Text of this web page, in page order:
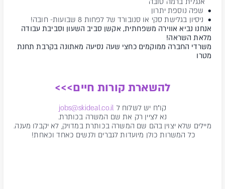
אנגלית ברמה טובה
• שפה נוספת יתרון
• ניסיון בגלישת סקי או סנובורד של לפחות 8 שבועות- חובה!
אנחנו נביא אווירה משפחתית, אקשן סביב השעון וסביבת עבודה
מלאת השראה!
משרדי החברה ממוקמים כחצי שעה נסיעה מאתונה בקרבת תחנת
מטרו
להשארת קורות חיים>>>
קו"ח יש לשלוח ל jobs@skideal.co.il
נא לציין רק את שם המשרה בכותרת.
מיילים שלא יצוין בהם שם המשרה בכותרת במדויק, לא יקבלו מענה.
כל המשרות כולן מיועדות לגברים ולנשים כאחד וכאחת!